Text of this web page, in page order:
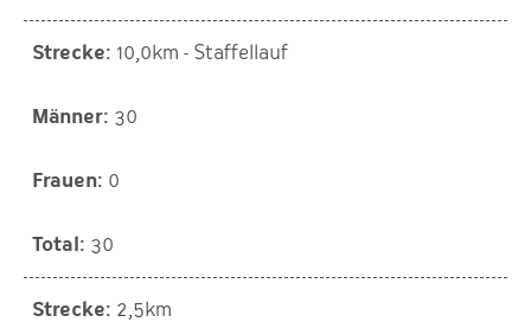
10,0km - Staffellauf
30
0
30
2,5km